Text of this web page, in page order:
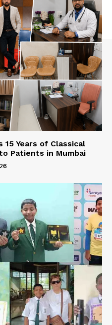
15 Years of Classical
Patients in Mumbai